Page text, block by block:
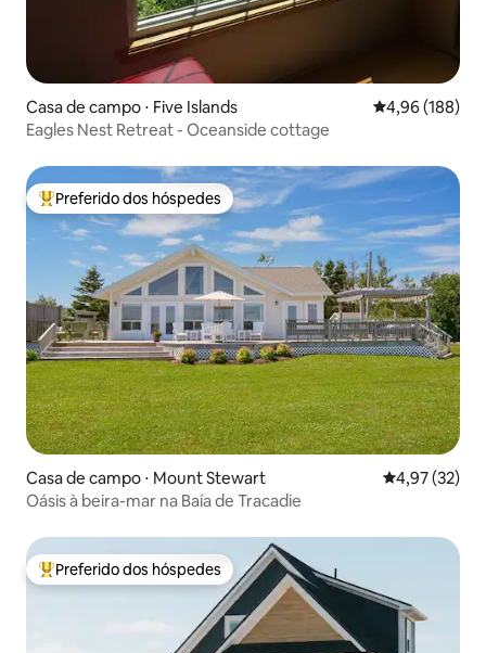
Casa de campo ⋅ Five Islands 4,96 de uma
4,96 (188)
Eagles Nest Retreat - Oceanside cottage
Entre os melhores preferidos dos hóspedes
Preferido dos hóspedes
Casa de campo ⋅ Mount Stewart 4,97 de uma
4,97 (32)
Oásis à beira-mar na Baía de Tracadie
Entre os melhores preferidos dos hóspedes
Preferido dos hóspedes